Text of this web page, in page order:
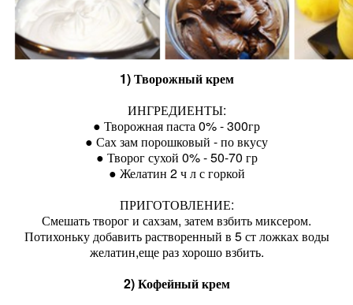
1) Творожный крем
ИНГРЕДИЕНТЫ:
● Творожная паста 0% - 300гр
● Сах зам порошковый - по вкусу
● Творог сухой 0% - 50-70 гр
● Желатин 2 ч л с горкой
ПРИГОТОВЛЕНИЕ:
Смешать творог и сахзам, затем взбить миксером.
Потихоньку добавить растворенный в 5 ст ложках воды
желатин,еще раз хорошо взбить.
2) Кофейный крем